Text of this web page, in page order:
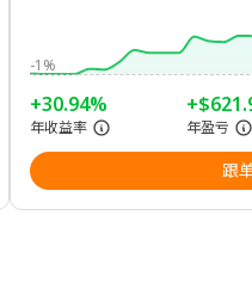
-1%
+30.94%
年收益率 年盈亏
跟